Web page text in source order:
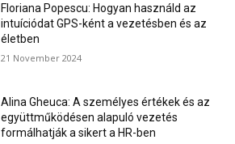
Floriana Popescu: Hogyan használd az
intuíciódat GPS-ként a vezetésben és az
életben
21 November 2024
Alina Gheuca: A személyes értékek és az
együttműködésen alapuló vezetés
formálhatják a sikert a HR-ben